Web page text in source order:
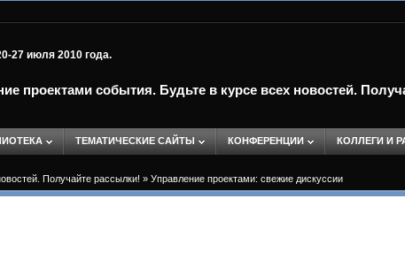
27 июля 2010 года.
проектами события. Будьте в курсе всех новостей.
ТЕМАТИЧЕСКИЕ САЙТЫ КОНФЕРЕНЦИИ КОЛЛЕГИ И
Получайте рассылки! » Управление проектами: свежие дискуссии